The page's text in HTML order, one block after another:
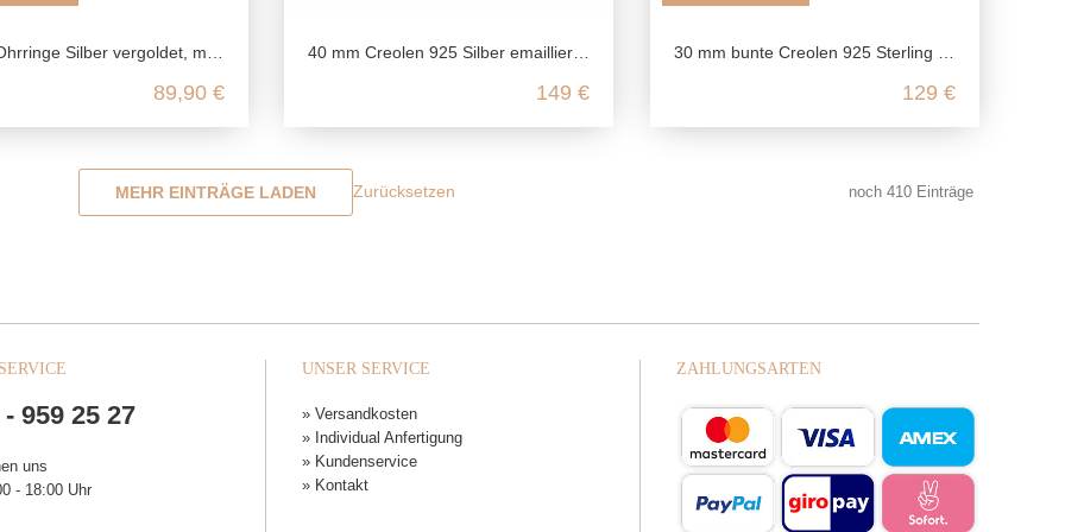
mit Granat und Markasit, 925 Sterling Silber, Fädelohrringe, Tassle Ohrringe, Vogel Schmuck
89,90 €
40 mm Creolen 925 Silber emailliert, Ohrringe groß und bunt, Klappcreolen Silber 925, Emaille Schmuck Ohrringe, nickelfrei
149 €
30 mm bunte Creolen 925 Sterling Silber
129 €
MEHR EINTRÄGE LADEN Zurücksetzen noch 410 Einträge
959 25 27
uns
- 18:00 Uhr
UNSER SERVICE
» Versandkosten
» Individual Anfertigung
» Kundenservice
» Kontakt
ZAHLUNGSARTEN